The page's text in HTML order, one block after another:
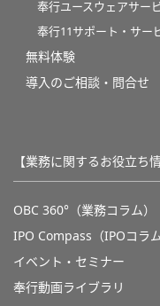
奉行ユースウェアサー
奉行11サポート・サー
無料体験
導入のご相談・問合せ
【業務に関するお役立ち情
OBC 360°（業務コラム）
IPO Compass（IPOコラム
イベント・セミナー
奉行動画ライブラリ